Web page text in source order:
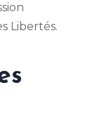
Libertés.